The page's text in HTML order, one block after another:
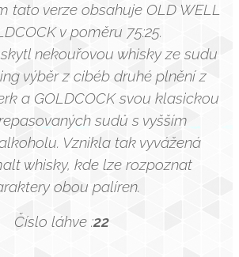
tato verze obsahuje OLD WELL
v poměru 75:25.
nekouřovou whisky ze sudu
výběr z cibéb druhé plnění z
a GOLDCOCK svou klasickou
sudů s vyšším
Vznikla tak vyvážená
whisky, kde lze rozpoznat
obou palíren.
Číslo láhve :22